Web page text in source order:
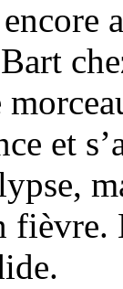
Bart
et